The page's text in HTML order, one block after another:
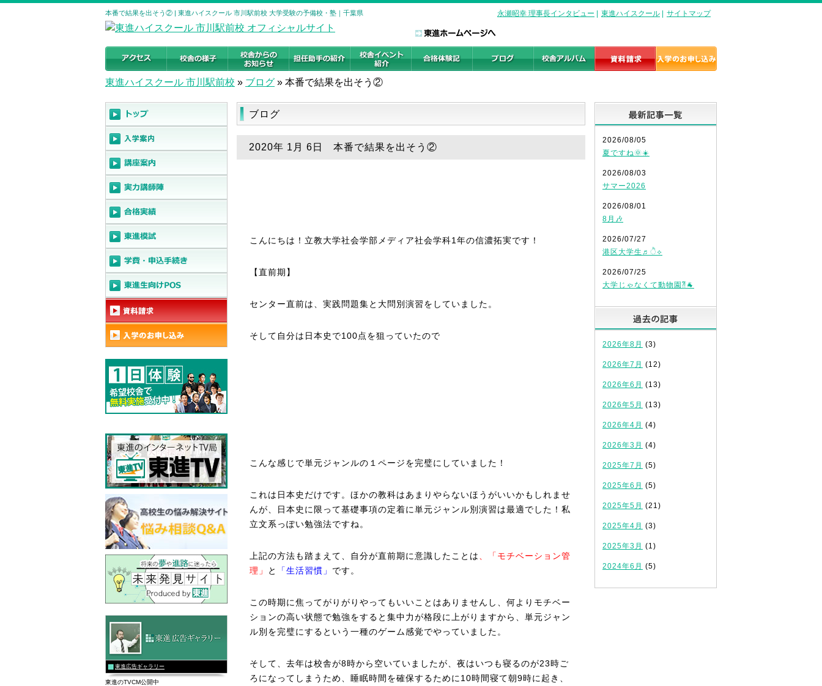
本番で結果を出そう② | 東進ハイスクール 市川駅前校 大学受験の予備校・塾｜千葉県 永瀬昭幸 理事長インタビュー 東進ハイスクール サイトマップ
東進ハイスクール 市川駅前校 » ブログ » 本番で結果を出そう②
ブログ
2020年 1月 6日 本番で結果を出そう②
こんにちは！立教大学社会学部メディア社会学科1年の信濃拓実です！
【直前期】
センター直前は、実践問題集と大問別演習をしていました。
そして自分は日本史で100点を狙っていたので
こんな感じで単元ジャンルの１ページを完璧にしていました！
これは日本史だけです。ほかの教科はあまりやらないほうがいいかもしれませ
んが、日本史に限って基礎事項の定着に単元ジャンル別演習は最適でした！私
立文系っぽい勉強法ですね。
上記の方法も踏まえて、自分が直前期に意識したことは
、「モチベーション管
理」
と 「生活習慣」 です。
この時期に焦ってがりがりやってもいいことはありませんし、何よりモチベー
ションの高い状態で勉強をすると集中力が格段に上がりますから、単元ジャン
ル別を完璧にするという一種のゲーム感覚でやっていました。
そして、去年は校舎が8時から空いていましたが、夜はいつも寝るのが23時ご
ろになってしまうため、睡眠時間を確保するために10時間寝て朝9時に起き、
2026/08/05
夏ですね🌞☀️
2026/08/03
サマー2026
2026/08/01
8月🎶
2026/07/27
港区大学生♬ੈ⟡
2026/07/25
大学じゃなくて動物園⁈🐐
2026年8月 (3)
2026年7月 (12)
2026年6月 (13)
2026年5月 (13)
2026年4月 (4)
2026年3月 (4)
2025年7月 (5)
2025年6月 (5)
2025年5月 (21)
2025年4月 (3)
2025年3月 (1)
2024年6月 (5)
東進広告ギャラリー
東進のTVCM公開中